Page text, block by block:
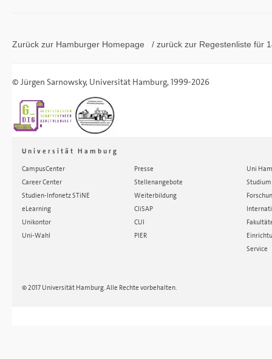
Zurück zur Hamburger Homepage / zurück zur Regestenliste für
© Jürgen Sarnowsky, Universität Hamburg, 1999-2026